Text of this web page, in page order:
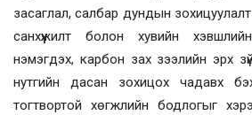
засаглал, салбар дундын
санхүүжилт болон хувийн
нэмэгдэх, карбон зах зээлийн эрх
нутгийн дасан зохицох чадавх
тогтвортой хөгжлийн бодлогыг